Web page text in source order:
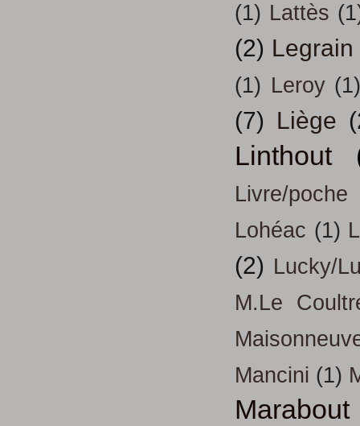
(1) Lattès
(2) Legrain
(1) Leroy
(7) Liège
Linthout
Livre/poche
Lohéac (1)
(2) Lucky/
M.Le
Mancini (1)
Marabout